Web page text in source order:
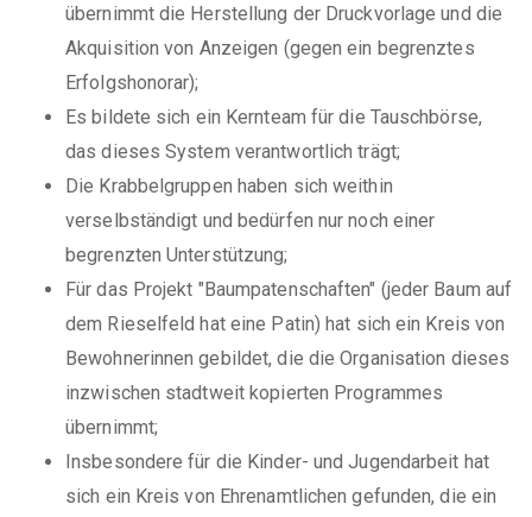
übernimmt die Herstellung der Druckvorlage und die
Akquisition von Anzeigen (gegen ein begrenztes
Erfolgshonorar);
Es bildete sich ein Kernteam für die Tauschbörse,
das dieses System verantwortlich trägt;
Die Krabbelgruppen haben sich weithin
verselbständigt und bedürfen nur noch einer
begrenzten Unterstützung;
Für das Projekt "Baumpatenschaften" (jeder Baum auf
dem Rieselfeld hat eine Patin) hat sich ein Kreis von
Bewohnerinnen gebildet, die die Organisation dieses
inzwischen stadtweit kopierten Programmes
übernimmt;
Insbesondere für die Kinder- und Jugendarbeit hat
sich ein Kreis von Ehrenamtlichen gefunden, die ein